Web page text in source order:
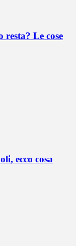
Le cose
ecco cosa